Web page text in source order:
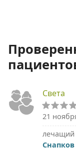
Света
21
лечащий